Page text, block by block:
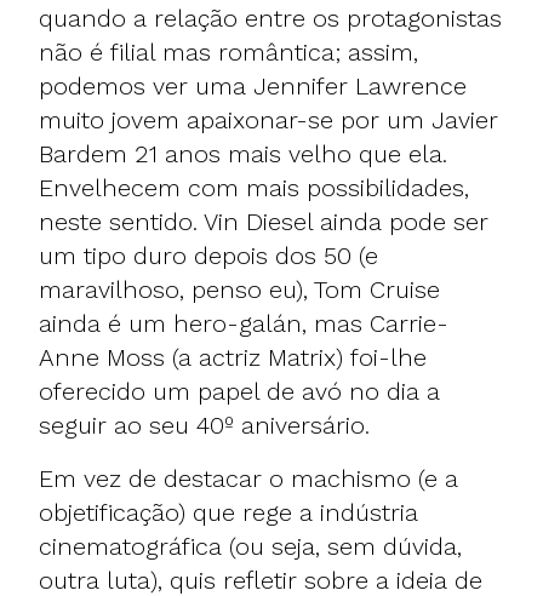
quando a relação entre os protagonistas
não é filial mas romântica; assim,
podemos ver uma Jennifer Lawrence
muito jovem apaixonar-se por um Javier
Bardem 21 anos mais velho que ela.
Envelhecem com mais possibilidades,
neste sentido. Vin Diesel ainda pode ser
um tipo duro depois dos 50 (e
maravilhoso, penso eu), Tom Cruise
ainda é um hero-galán, mas Carrie-
Anne Moss (a actriz Matrix) foi-lhe
oferecido um papel de avó no dia a
seguir ao seu 40º aniversário.
Em vez de destacar o machismo (e a
objetificação) que rege a indústria
cinematográfica (ou seja, sem dúvida,
outra luta), quis refletir sobre a ideia de